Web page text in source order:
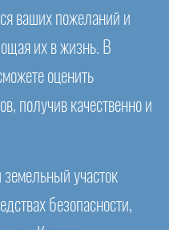
ваших пожеланий и
их в жизнь. В
оценить
получив качественно и
участок
безопасности,